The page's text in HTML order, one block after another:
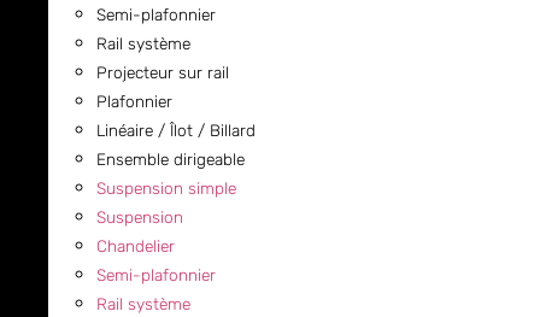
Semi-plafonnier
Rail système
Projecteur sur rail
Plafonnier
Linéaire / Îlot / Billard
Ensemble dirigeable
Suspension simple
Suspension
Chandelier
Semi-plafonnier
Rail système